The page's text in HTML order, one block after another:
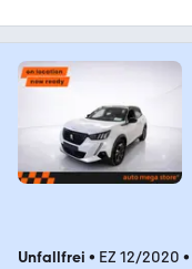
Unfallfrei • EZ 12/2020 •